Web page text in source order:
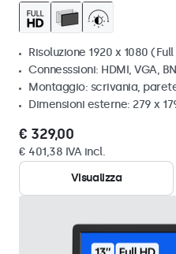
Risoluzione 1920 x 1080 (Full
Connesssioni: HDMI, VGA,
Montaggio: scrivania,
Dimensioni esterne: 279 x
€ 329,00
€ 401,38 IVA incl.
Visualizza